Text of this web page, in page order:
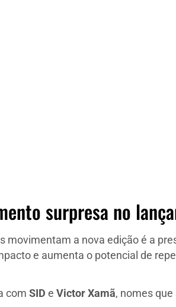
surpresa no
movimentam a nova edição é a
e aumenta o potencial de
com SID e Victor Xamã, nomes